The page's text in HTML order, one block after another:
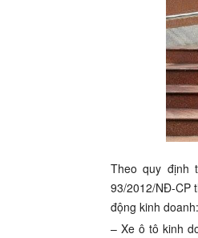
Theo quy định
93/2012/NĐ-CP
động kinh doanh:
– Xe ô tô kinh